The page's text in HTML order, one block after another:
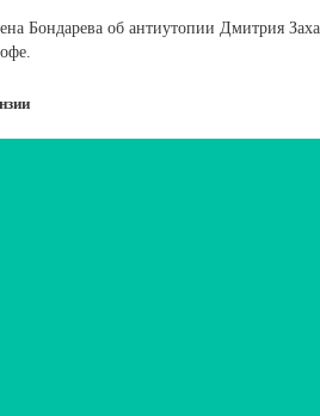
Бондарева об антиутопии Дмитрия